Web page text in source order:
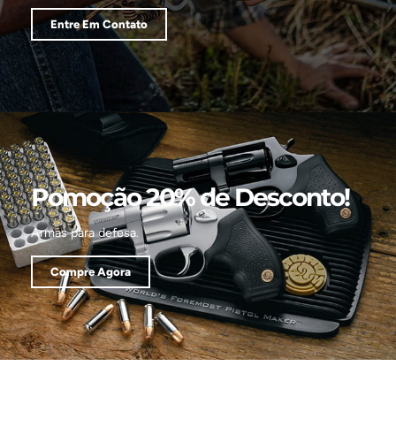
Entre Em Contato
Pomoção 20% de Desconto!
Armas para defesa.
Compre Agora